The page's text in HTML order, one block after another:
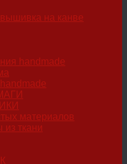
на канве
handmade
материалов
из ткани